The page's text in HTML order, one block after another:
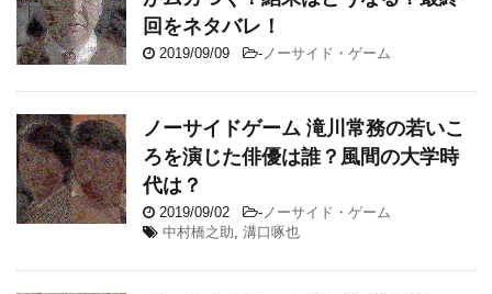
回をネタバレ！
2019/09/09 - ノーサイド・ゲーム
ノーサイドゲーム 滝川常務の若いこ
ろを演じた俳優は誰？風間の大学時
代は？
2019/09/02 - ノーサイド・ゲーム
中村橋之助 溝口啄也